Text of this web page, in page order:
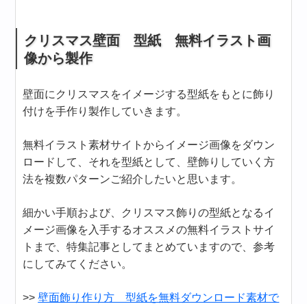
クリスマス壁面 型紙 無料イラスト画
像から製作
壁面にクリスマスをイメージする型紙をもとに飾り
付けを手作り製作していきます。
無料イラスト素材サイトからイメージ画像をダウン
ロードして、それを型紙として、壁飾りしていく方
法を複数パターンご紹介したいと思います。
細かい手順および、クリスマス飾りの型紙となるイ
メージ画像を入手するオススメの無料イラストサイ
トまで、特集記事としてまとめていますので、参考
にしてみてください。
>>壁面飾り作り方 型紙を無料ダウンロード素材で